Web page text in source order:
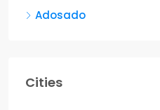
Adosado
Cities